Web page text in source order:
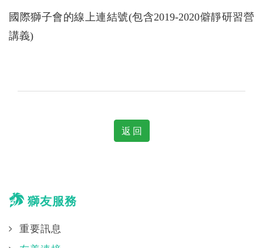
國際獅子會的線上連結號(包含2019-2020僻靜研習營
講義)
返 回
獅友服務
重要訊息